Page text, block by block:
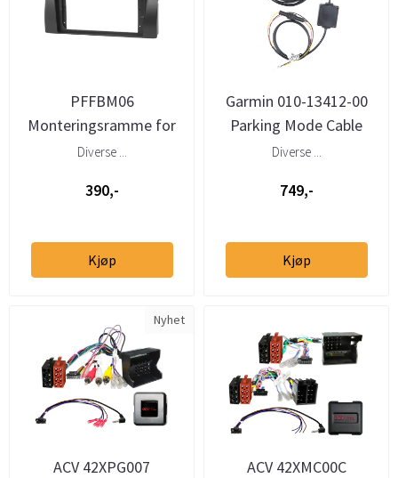
PFFBM06
Monteringsramme for
9” multimedia spiller
Diverse ...
390,-
Kjøp
Garmin 010-13412-00
Parking Mode Cable
(USB-C)
Diverse ...
749,-
Kjøp
Nyhet
ACV 42XPG007
ACV 42XMC00C